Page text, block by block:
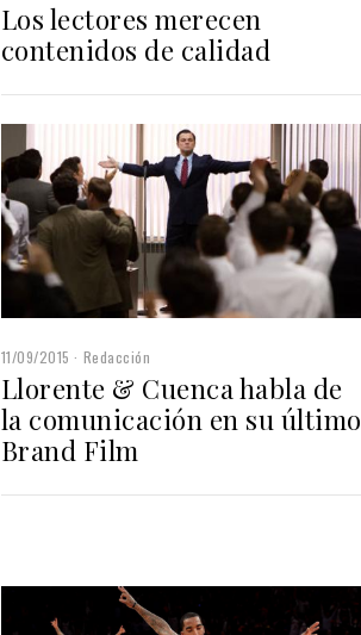
Los lectores merecen
contenidos de calidad
11/09/2015 Redacción
Llorente & Cuenca habla de
la comunicación en su último
Brand Film